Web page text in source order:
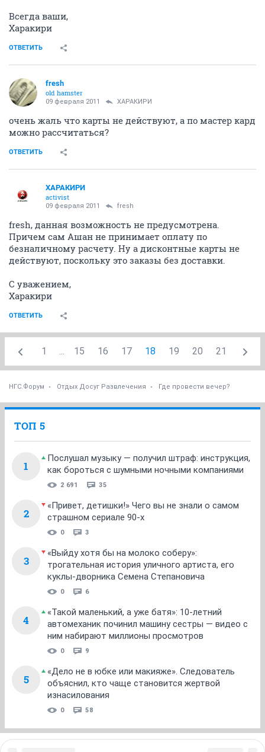
Всегда ваши,
Харакири
ОТВЕТИТЬ
fresh
old hamster
09 февраля 2011 ХАРАКИРИ
очень жаль что карты не действуют, а по мастер кард
можно рассчитаться?
ОТВЕТИТЬ
ХАРАКИРИ
activist
09 февраля 2011 fresh
fresh, данная возможность не предусмотрена.
Причем сам Ашан не принимает оплату по
безналичному расчету. Ну а дисконтные карты не
действуют, поскольку это заказы без доставки.
С уважением,
Харакири
ОТВЕТИТЬ
1 ... 15 16 17 18 19 20 21
НГС.Форум Отдых Досуг Развлечения Где провести вечер?
ТОП 5
1
Послушал музыку — получил штраф: инструкция,
как бороться с шумными ночными компаниями
2 691 35
2
«Привет, детишки!» Чего вы не знали о самом
страшном сериале 90-х
0 3
3
«Выйду хотя бы на молоко соберу»:
трогательная история уличного артиста, его
куклы-дворника Семена Степановича
0 6
4
«Такой маленький, а уже батя»: 10-летний
автомеханик починил машину сестры — видео с
ним набирают миллионы просмотров
0 9
5
«Дело не в юбке или макияже». Следователь
объяснил, кто чаще становится жертвой
изнасилования
0 58